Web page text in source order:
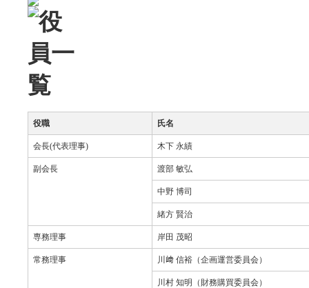
役職 氏名
会長(代表理事) 木下 永績
副会長 渡部 敏弘
中野 博司
緒方 賢治
専務理事 岸田 茂昭
常務理事 川﨑 信裕（企画運営委員会）
川村 知明（財務購買委員会）